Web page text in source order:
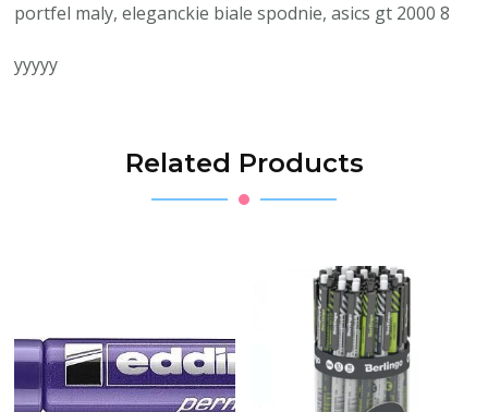
portfel maly, eleganckie biale spodnie, asics gt 2000 8
yyyyy
Related Products